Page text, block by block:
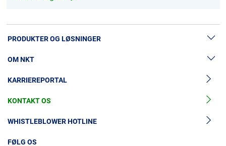
PRODUKTER OG LØSNINGER
Lavspændingskabler
Mellemspændingskabler
Højspændingskabelløsninger
Tilbehør til mellemspændingskabler
OM NKT
Nyheder & Presse
Vores historie
Investorer
Bæredygtighed
KARRIEREPORTAL
KONTAKT OS
WHISTLEBLOWER HOTLINE
FØLG OS